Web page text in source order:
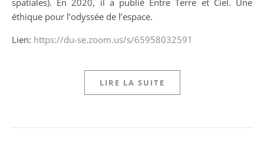
spatiales). En 2020, il a publié Entre Terre et Ciel. Une
éthique pour l’odyssée de l’espace.
Lien: https://du-se.zoom.us/s/65958032591
LIRE LA SUITE